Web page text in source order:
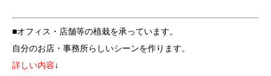
■オフィス・店舗等の植栽を承っています。
自分のお店・事務所らしいシーンを作ります。
詳しい内容↓